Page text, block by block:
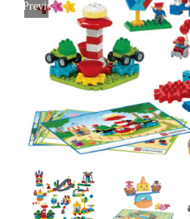
Previous